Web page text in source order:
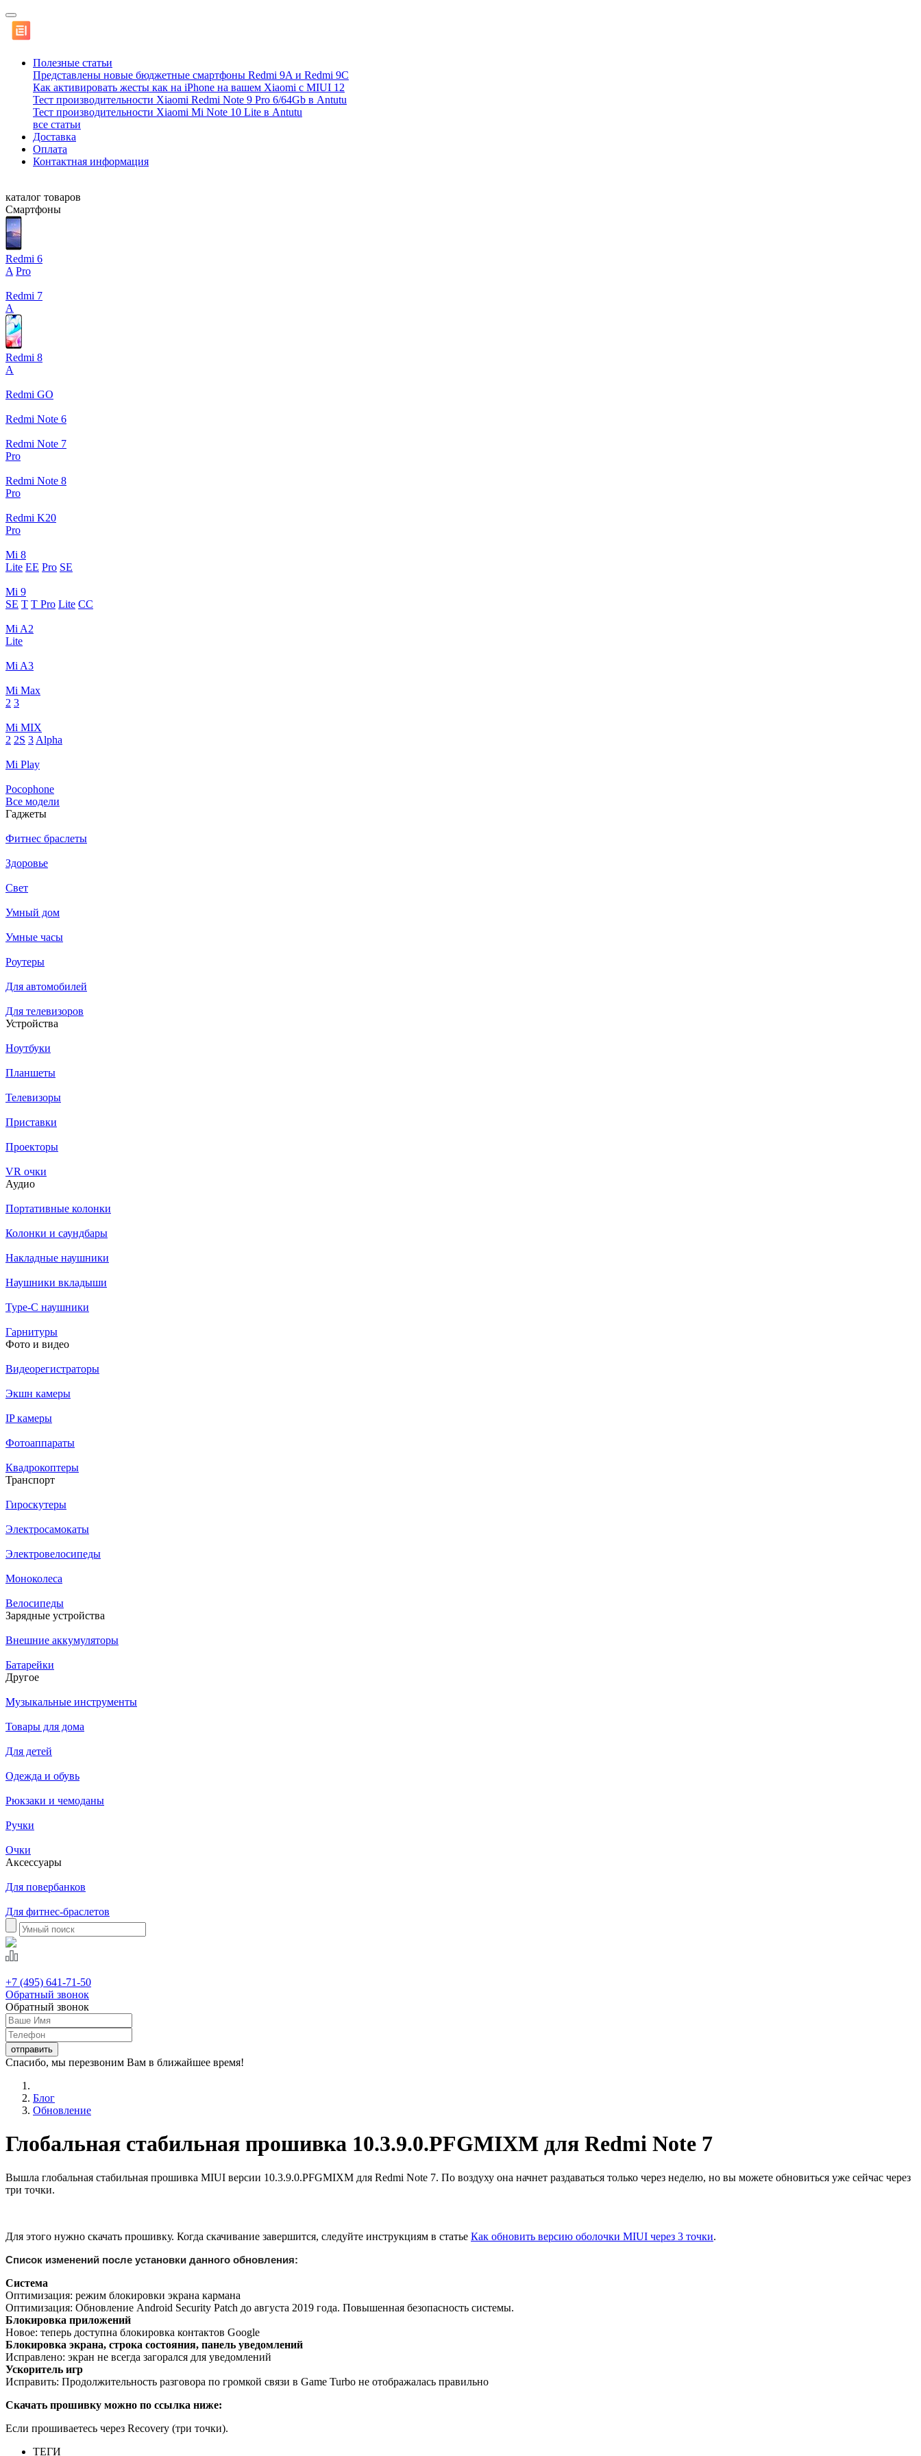
Полезные статьи
Представлены новые бюджетные смартфоны Redmi 9A и Redmi 9C
Как активировать жесты как на iPhone на вашем Xiaomi с MIUI 12
Тест производительности Xiaomi Redmi Note 9 Pro 6/64Gb в Antutu
Тест производительности Xiaomi Mi Note 10 Lite в Antutu
все статьи
Доставка
Оплата
Контактная информация
каталог товаров
Смартфоны
Redmi 6
A Pro
Redmi 7
A
Redmi 8
A
Redmi GO
Redmi Note 6
Redmi Note 7
Pro
Redmi Note 8
Pro
Redmi K20
Pro
Mi 8
Lite EE Pro SE
Mi 9
SE T T Pro Lite CC
Mi A2
Lite
Mi A3
Mi Max
2 3
Mi MIX
2 2S 3 Alpha
Mi Play
Pocophone
Все модели
Гаджеты
Фитнес браслеты
Здоровье
Свет
Умный дом
Умные часы
Роутеры
Для автомобилей
Для телевизоров
Устройства
Ноутбуки
Планшеты
Телевизоры
Приставки
Проекторы
VR очки
Аудио
Портативные колонки
Колонки и саундбары
Накладные наушники
Наушники вкладыши
Type-C наушники
Гарнитуры
Фото и видео
Видеорегистраторы
Экшн камеры
IP камеры
Фотоаппараты
Квадрокоптеры
Транспорт
Гироскутеры
Электросамокаты
Электровелосипеды
Моноколеса
Велосипеды
Зарядные устройства
Внешние аккумуляторы
Батарейки
Другое
Музыкальные инструменты
Товары для дома
Для детей
Одежда и обувь
Рюкзаки и чемоданы
Ручки
Очки
Аксессуары
Для повербанков
Для фитнес-браслетов
+7 (495) 641-71-50
Обратный звонок
Обратный звонок
Спасибо, мы перезвоним Вам в ближайшее время!
Блог
Обновление
Глобальная стабильная прошивка 10.3.9.0.PFGMIXM для Redmi Note 7
Вышла глобальная стабильная прошивка MIUI версии 10.3.9.0.PFGMIXM для Redmi Note 7. По воздуху она начнет раздаваться только через неделю, но вы можете обновиться уже сейчас через
три точки.
Для этого нужно скачать прошивку. Когда скачивание завершится, следуйте инструкциям в статье Как обновить версию оболочки MIUI через 3 точки.
Список изменений после установки данного обновления:
Система
Оптимизация: режим блокировки экрана кармана
Оптимизация: Обновление Android Security Patch до августа 2019 года. Повышенная безопасность системы.
Блокировка приложений
Новое: теперь доступна блокировка контактов Google
Блокировка экрана, строка состояния, панель уведомлений
Исправлено: экран не всегда загорался для уведомлений
Ускоритель игр
Исправить: Продолжительность разговора по громкой связи в Game Turbo не отображалась правильно
Скачать прошивку можно по ссылка ниже:
Если прошиваетесь через Recovery (три точки).
ТЕГИ